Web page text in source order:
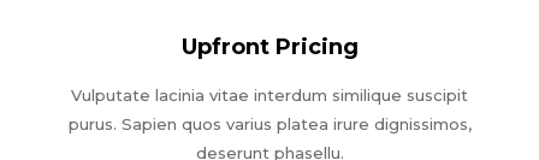
Upfront Pricing
Vulputate lacinia vitae interdum similique suscipit
purus. Sapien quos varius platea irure dignissimos,
deserunt phasellu.